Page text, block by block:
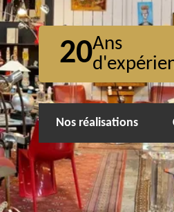
20Ans
Nos réalisations